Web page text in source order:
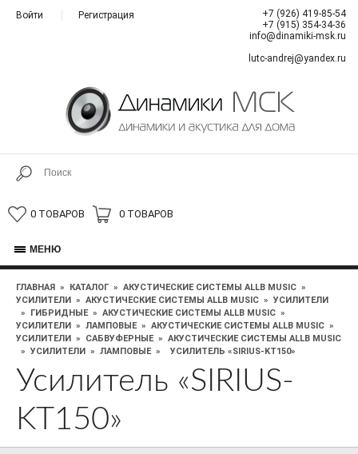
Войти Регистрация
+7 (926) 419-85-54
+7 (915) 354-34-36
info@dinamiki-msk.ru
lutc-andrej@yandex.ru
0 ТОВАРОВ 0 ТОВАРОВ
МЕНЮ
ГЛАВНАЯ » КАТАЛОГ » АКУСТИЧЕСКИЕ СИСТЕМЫ ALLB MUSIC »
УСИЛИТЕЛИ » АКУСТИЧЕСКИЕ СИСТЕМЫ ALLB MUSIC » УСИЛИТЕЛИ
»
ГИБРИДНЫЕ » АКУСТИЧЕСКИЕ СИСТЕМЫ ALLB MUSIC »
УСИЛИТЕЛИ » ЛАМПОВЫЕ » АКУСТИЧЕСКИЕ СИСТЕМЫ ALLB MUSIC »
УСИЛИТЕЛИ » САБВУФЕРНЫЕ » АКУСТИЧЕСКИЕ СИСТЕМЫ ALLB MUSIC
» УСИЛИТЕЛИ » ЛАМПОВЫЕ » УСИЛИТЕЛЬ «SIRIUS-KT150»
Усилитель «SIRIUS-
KT150»